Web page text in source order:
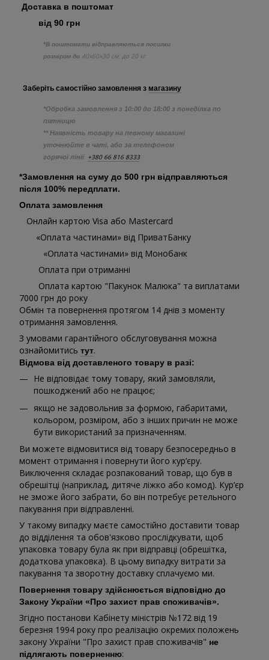
Доставка в поштомат
від 90 грн
*В поштомати відправляються посилки
розміром до 40х60х30 см, до 20 кг
Заберіть самостійно замовлення з магазину
*Обробка замовлення з 10:00 до 18:00 з понеділка по
пятницю
** Наявність товару на певному магазині
уточнюйте в чаті, або за телефоном
горячої лінії +380 66 816 8333
*Замовлення на суму до 500 грн відправляються
після 100% передплати.
Оплата замовлення
Онлайн картою Visa або Mastercard
«Оплата частинами» від ПриватБанку
«Оплата частинами» від Монобанк
Оплата при отриманні
Оплата картою "Пакунок Малюка" та виплатами
7000 грн до року
Обмін та повернення протягом 14 днів з моменту
отримання замовлення.
З умовами гарантійного обслуговування можна
ознайомитись тут.
Відмова від доставленого товару в разі:
Не відповідає тому товару, який замовляли,
пошкоджений або не працює;
якщо не задовольнив за формою, габаритами,
кольором, розміром, або з інших причин не може
бути використаний за призначенням.
Ви можете відмовитися від товару безпосередньо в
момент отримання і повернути його кур’єру.
Виключення складає розпакований товар, що був в
обрешітці (наприклад, дитяче ліжко або комод). Кур’єр
не зможе його забрати, бо він потребує ретельного
пакування при відправленні.
У такому випадку маєте самостійно доставити товар
до відділення та обов'язково прослідкувати, щоб
упаковка товару була як при відправці (обрешітка,
додаткова упаковка). В цьому випадку витрати за
пакування та зворотну доставку сплачуємо ми.
Повернення товару здійснюється відповідно до
Закону України «Про захист прав споживачів».
Згідно постанови Кабінету міністрів №172 від 19
березня 1994 року про реалізацію окремих положень
закону України "Про захист прав споживачів" не
підлягають поверненню: